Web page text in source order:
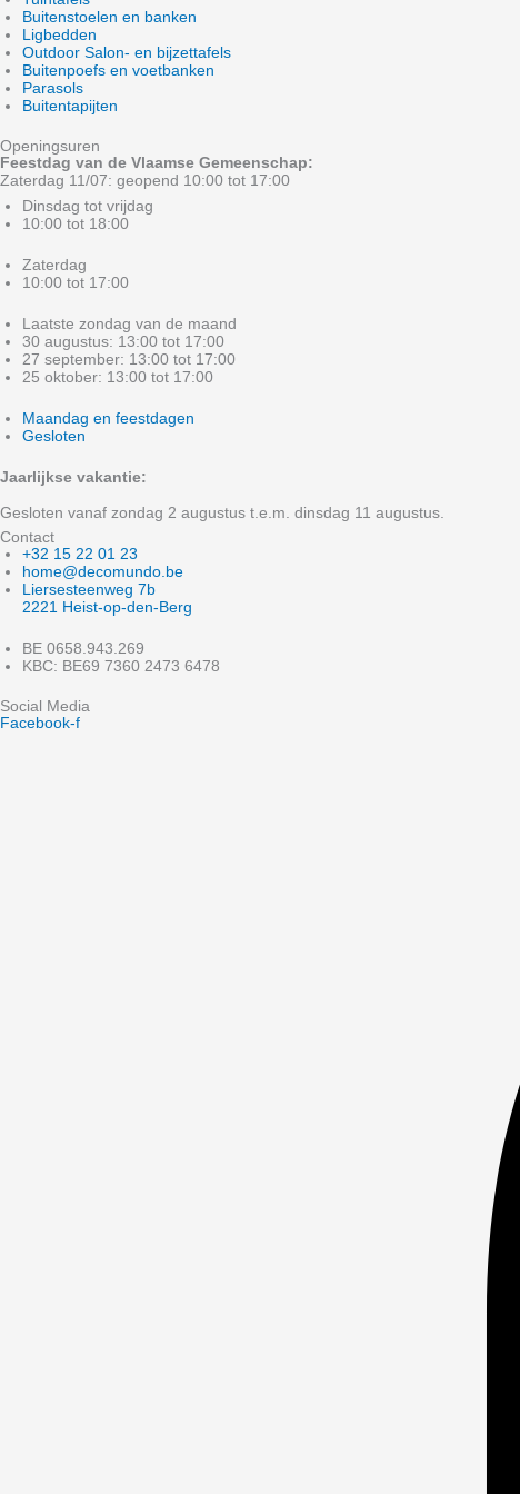
Buitenstoelen en banken
Ligbedden
Outdoor Salon- en bijzettafels
Buitenpoefs en voetbanken
Parasols
Buitentapijten
Openingsuren
Feestdag van de Vlaamse Gemeenschap:
Zaterdag 11/07: geopend 10:00 tot 17:00
Dinsdag tot vrijdag
10:00 tot 18:00
Zaterdag
10:00 tot 17:00
Laatste zondag van de maand
30 augustus: 13:00 tot 17:00
27 september: 13:00 tot 17:00
25 oktober: 13:00 tot 17:00
Maandag en feestdagen
Gesloten
Jaarlijkse vakantie:
Gesloten vanaf zondag 2 augustus t.e.m. dinsdag 11 augustus.
Contact
+32 15 22 01 23
home@decomundo.be
Liersesteenweg 7b
2221 Heist-op-den-Berg
BE 0658.943.269
KBC: BE69 7360 2473 6478
Social Media
Facebook-f